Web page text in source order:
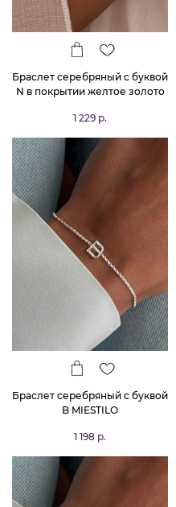
Браслет серебряный с буквой
N в покрытии желтое золото
1 229 р.
Браслет серебряный с буквой
B MIESTILO
1 198 р.